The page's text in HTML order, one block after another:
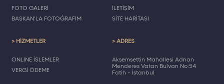
FOTO GALERİ
BAŞKAN'LA FOTOĞRAFIM
İLETİŞİM
SİTE HARİTASI
> HİZMETLER
ONLINE İŞLEMLER
VERGİ ÖDEME
> ADRES
Akşemsettin Mahallesi Adnan
Menderes Vatan Bulvarı No:54
Fatih - İstanbul